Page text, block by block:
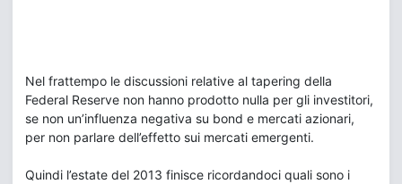
Nel frattempo le discussioni relative al tapering della
Federal Reserve non hanno prodotto nulla per gli investitori,
se non un’influenza negativa su bond e mercati azionari,
per non parlare dell’effetto sui mercati emergenti.
Quindi l’estate del 2013 finisce ricordandoci quali sono i